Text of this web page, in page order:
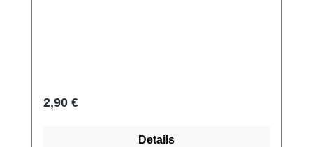
Regulärer Preis:
2,90 €
Details